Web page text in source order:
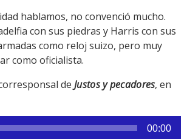
hablamos, no convenció mucho.
con sus piedras y Harris con sus
como reloj suizo, pero muy
como oficialista.
de Justos y pecadores, en
00:00